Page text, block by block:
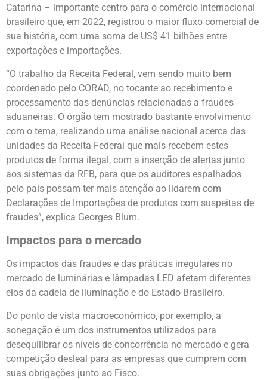
Catarina – importante centro para o comércio internacional
brasileiro que, em 2022, registrou o maior fluxo comercial de
sua história, com uma soma de US$ 41 bilhões entre
exportações e importações.
“O trabalho da Receita Federal, vem sendo muito bem
coordenado pelo CORAD, no tocante ao recebimento e
processamento das denúncias relacionadas a fraudes
aduaneiras. O órgão tem mostrado bastante envolvimento
com o tema, realizando uma análise nacional acerca das
unidades da Receita Federal que mais recebem estes
produtos de forma ilegal, com a inserção de alertas junto
aos sistemas da RFB, para que os auditores espalhados
pelo país possam ter mais atenção ao lidarem com
Declarações de Importações de produtos com suspeitas de
fraudes”, explica Georges Blum.
Impactos para o mercado
Os impactos das fraudes e das práticas irregulares no
mercado de luminárias e lâmpadas LED afetam diferentes
elos da cadeia de iluminação e do Estado Brasileiro.
Do ponto de vista macroeconômico, por exemplo, a
sonegação é um dos instrumentos utilizados para
desequilibrar os níveis de concorrência no mercado e gera
competição desleal para as empresas que cumprem com
suas obrigações junto ao Fisco.